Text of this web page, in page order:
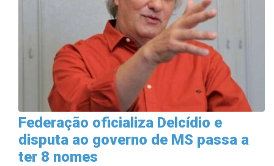
Federação oficializa Delcídio e
disputa ao governo de MS passa a
ter 8 nomes